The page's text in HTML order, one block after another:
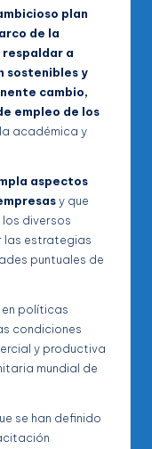
plan
de la
respaldar a
sostenibles y
cambio,
empleo de los
académica y
aspectos
y que
diversos
las estrategias
puntuales de
políticas
condiciones
y productiva
mundial de
se han definido